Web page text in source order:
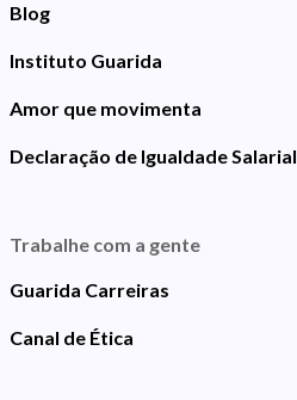
Blog
Instituto Guarida
Amor que movimenta
Declaração de Igualdade Salarial
Trabalhe com a gente
Guarida Carreiras
Canal de Ética